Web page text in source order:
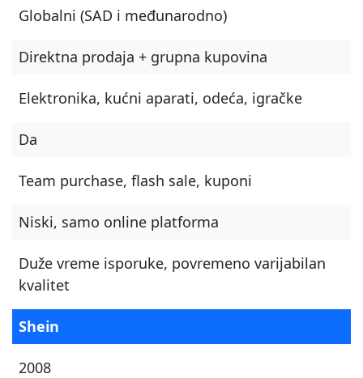
Globalni (SAD i međunarodno)
Direktna prodaja + grupna kupovina
Elektronika, kućni aparati, odeća, igračke
Da
Team purchase, flash sale, kuponi
Niski, samo online platforma
Duže vreme isporuke, povremeno varijabilan
kvalitet
Shein
2008